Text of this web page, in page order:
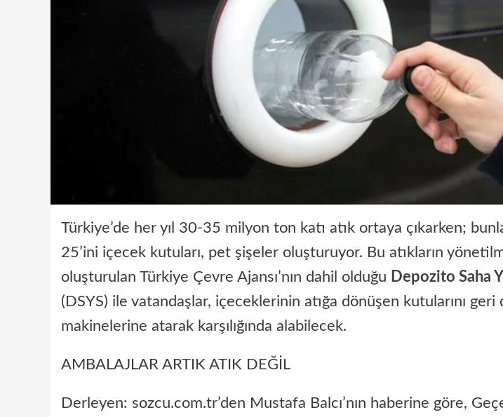
Türkiye’de her yıl 30-35 milyon ton katı atık ortaya çıkarken;
25’ini içecek kutuları, pet şişeler oluşturuyor. Bu atıkların
oluşturulan Türkiye Çevre Ajansı’nın dahil olduğu Depozito Saha
(DSYS) ile vatandaşlar, içeceklerinin atığa dönüşen kutularını geri
makinelerine atarak karşılığında alabilecek.
AMBALAJLAR ARTIK ATIK DEĞİL
Derleyen: sozcu.com.tr’den Mustafa Balcı’nın haberine göre,